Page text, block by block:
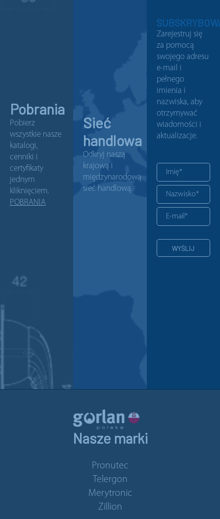
Pobrania
Pobierz
wszystkie nasze
katalogi,
cenniki i
certyfikaty
jednym
kliknięciem.
POBRANIA
Sieć
handlowa
Odkryj naszą
krajową i
międzynarodową
sieć handlową.
Zarejestruj się
za pomocą
swojego adresu
e-mail i
pełnego
imienia i
nazwiska, aby
otrzymywać
wiadomości i
aktualizacje.
Nasze marki
Pronutec
Telergon
Merytronic
Zillion